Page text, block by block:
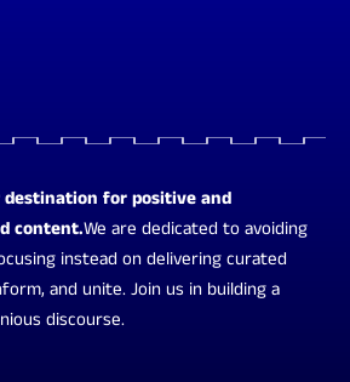
for positive and
content.We are dedicated to avoiding
instead on delivering curated
and unite. Join us in building a
discourse.